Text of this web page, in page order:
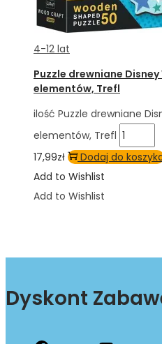
4-12 lat
Puzzle drewniane
elementów, Trefl
ilość Puzzle drewniane
elementów, Trefl
17,99zł
Dodaj do
Add to Wishlist
Add to Wishlist
Dyskont